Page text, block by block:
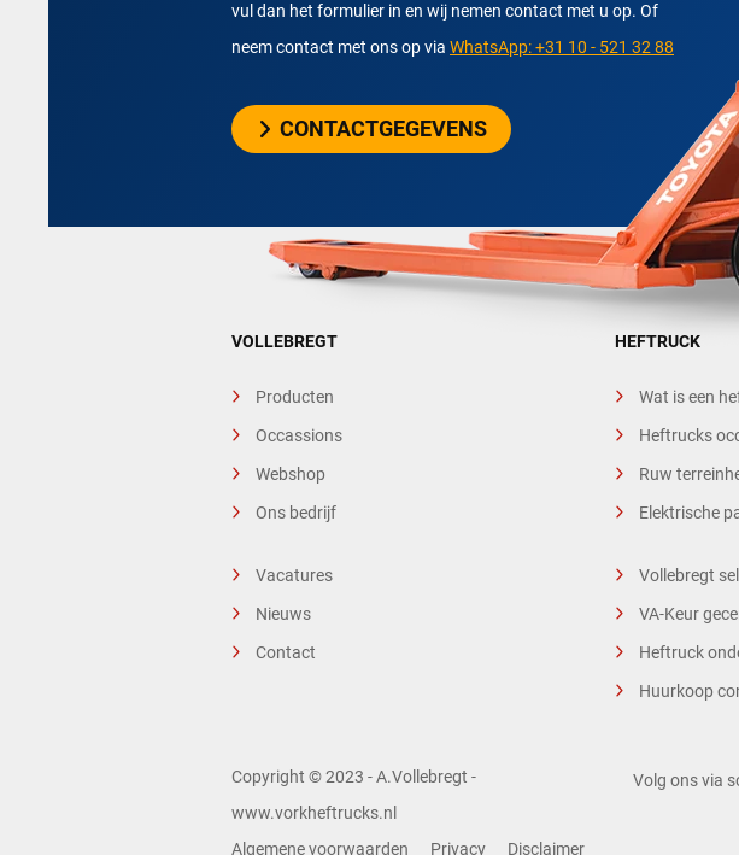
vul dan het formulier in en wij nemen contact met u op. Of
neem contact met ons op via WhatsApp: +31 10 - 521 32 88
CONTACTGEGEVENS
VOLLEBREGT
Producten
Occassions
Webshop
Ons bedrijf
Vacatures
Nieuws
Contact
HEFTRUCK
Wat is een
Heftrucks
Ruw
Elektrische
Vollebregt
VA-Keur
Heftruck
Huurkoop
Copyright © 2023 - A.Vollebregt -
www.vorkheftrucks.nl
Algemene voorwaarden
Privacy Disclaimer
Volg ons via